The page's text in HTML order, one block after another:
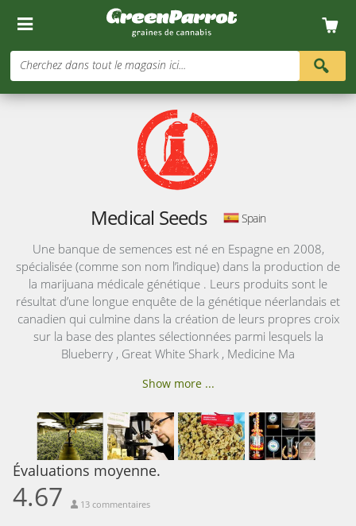
Cherchez dans tout le magasin ici...
Medical Seeds Spain
Une banque de semences est né en Espagne en 2008,
spécialisée (comme son nom l’indique) dans la production de
la marijuana médicale génétique . Leurs produits sont le
résultat d’une longue enquête de la génétique néerlandais et
canadien qui culmine dans la création de leurs propres croix
sur la base des plantes sélectionnées parmi lesquels la
Blueberry , Great White Shark , Medicine Ma
Show more ...
Évaluations moyenne.
4.67 13 commentaires